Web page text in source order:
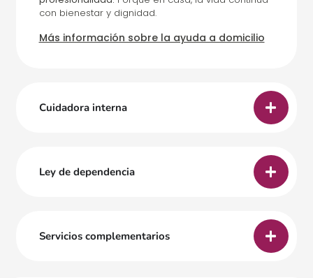
con bienestar y dignidad.
Más información sobre la ayuda a domicilio
Cuidadora interna
Ley de dependencia
Servicios complementarios